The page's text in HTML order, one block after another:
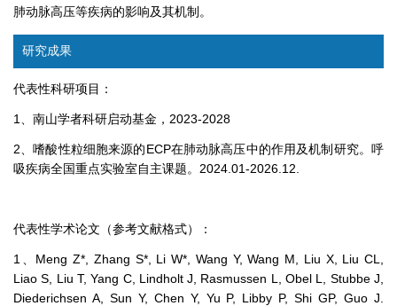
肺动脉高压等疾病的影响及其机制。
研究成果
代表性科研项目：
1、南山学者科研启动基金，2023-2028
2、嗜酸性粒细胞来源的ECP在肺动脉高压中的作用及机制研究。呼
吸疾病全国重点实验室自主课题。2024.01-2026.12.
代表性学术论文（参考文献格式）：
1、Meng Z*, Zhang S*, Li W*, Wang Y, Wang M, Liu X, Liu CL,
Liao S, Liu T, Yang C, Lindholt J, Rasmussen L, Obel L, Stubbe J,
Diederichsen A, Sun Y, Chen Y, Yu P, Libby P, Shi GP, Guo J.